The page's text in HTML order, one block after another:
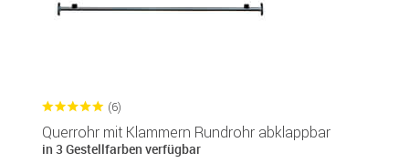
(6)
Querrohr mit Klammern Rundrohr abklappbar
in 3 Gestellfarben verfügbar